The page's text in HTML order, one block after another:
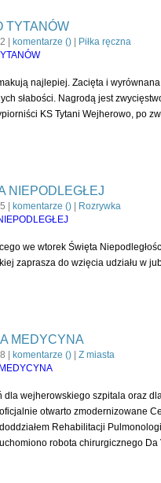
TYTANÓW
| komentarze ()| Piłka ręczna
najlepiej. Zacięta i
słabości. Nagrodą jest
KS Tytani Wejherowo, po
NIEPODLEGŁEJ
| komentarze ()| Rozrywka
we wtorek Święta
zaprasza do wzięcia udziału w
MEDYCYNA
| komentarze ()| Z miasta
dla wejherowskiego szpitala oraz
otwarto zmodernizowane
Rehabilitacji
robota chirurgicznego Da